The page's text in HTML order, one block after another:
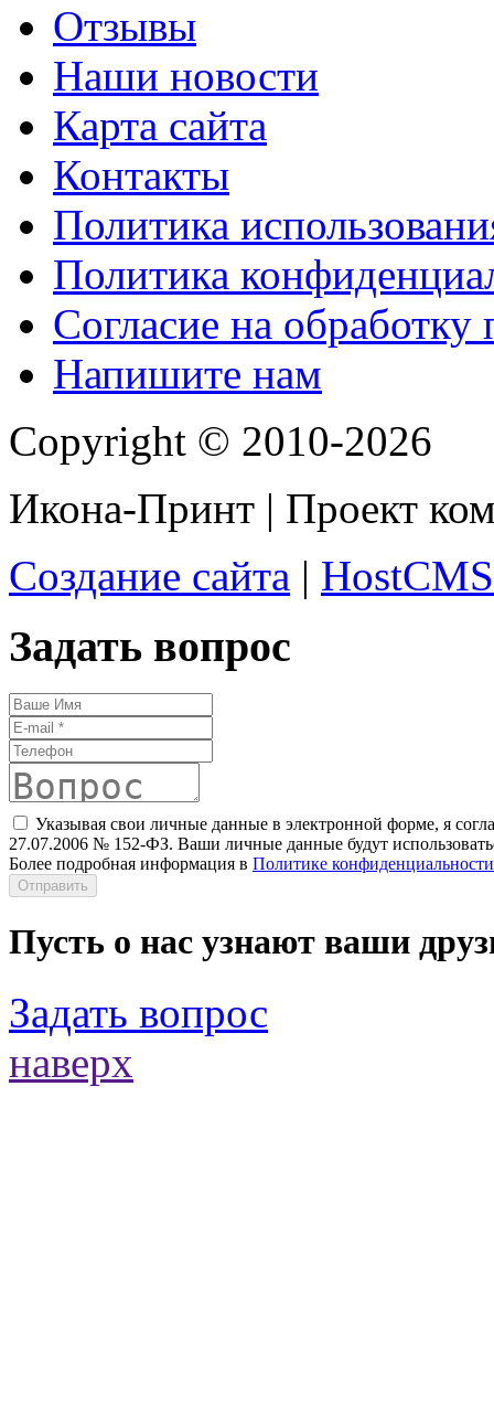
Отзывы
Наши новости
Карта сайта
Контакты
Политика
Политика
Согласие на
Напишите нам
Copyright © 2010-2026
Икона-Принт | Проект
Создание сайта | HostCMS
Задать вопрос
Указывая свои личные данные в электронной форме, я
27.07.2006 № 152-ФЗ. Ваши личные данные будут
Более подробная информация в Политике конфиденциальности
Отправить
Пусть о нас узнают ваши
Задать вопрос
наверх